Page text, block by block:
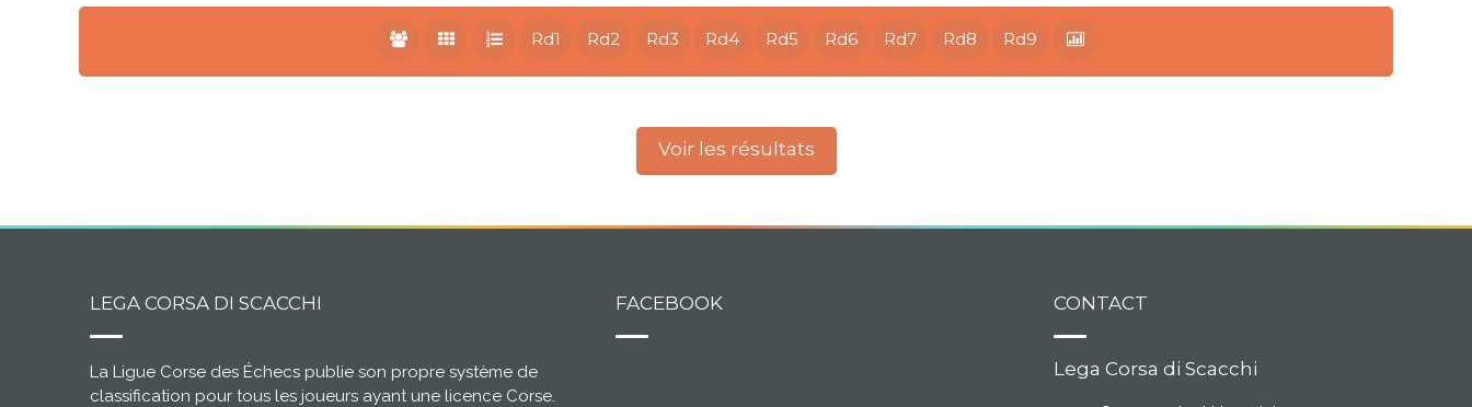
Rd1 Rd2 Rd3 Rd4 Rd5 Rd6 Rd7 Rd8 Rd9
Voir les résultats
LEGA CORSA DI SCACCHI
La Ligue Corse des Échecs publie son propre système de
classification pour tous les joueurs ayant une licence Corse.
FACEBOOK CONTACT
Lega Corsa di Scacchi